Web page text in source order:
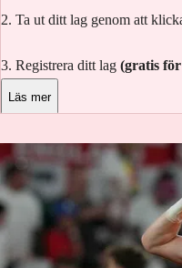
2. Ta ut ditt lag genom att
3. Registrera ditt lag (gratis
Läs mer